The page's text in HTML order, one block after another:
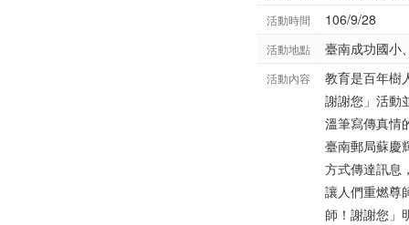
活動時間 106/9/28
活動地點 臺南成功國小
活動內容
教育是百年樹
謝謝您」活動
溫筆寫傳真情
臺南郵局蘇慶
方式傳達訊息
讓人們重燃尊
師！謝謝您」